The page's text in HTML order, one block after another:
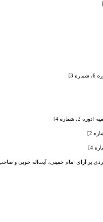
3]
شماره 4]
آرای امام خمینی، آیت‌اله خویی و صاحب